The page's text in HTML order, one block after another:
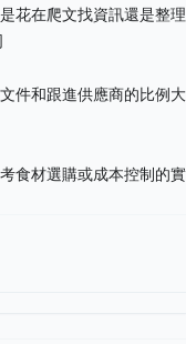
花在爬文找資訊還是整理
件和跟進供應商的比例大
食材選購或成本控制的實